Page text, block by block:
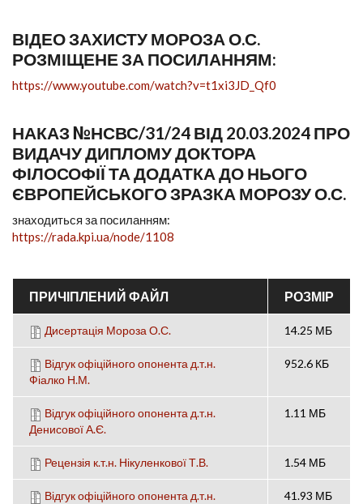
ВІДЕО ЗАХИСТУ МОРОЗА О.С.
РОЗМІЩЕНЕ ЗА ПОСИЛАННЯМ:
https://www.youtube.com/watch?v=t1xi3JD_Qf0
НАКАЗ №НСВС/31/24 ВІД 20.03.2024 ПРО
ВИДАЧУ ДИПЛОМУ ДОКТОРА
ФІЛОСОФІЇ ТА ДОДАТКА ДО НЬОГО
ЄВРОПЕЙСЬКОГО ЗРАЗКА МОРОЗУ О.С.
знаходиться за посиланням:
https://rada.kpi.ua/node/1108
ПРИЧІПЛЕНИЙ ФАЙЛ РОЗМІР
Дисертація Мороза О.С. 14.25 МБ
Відгук офіційного опонента д.т.н.
Фіалко Н.М.
952.6 КБ
Відгук офіційного опонента д.т.н.
Денисової А.Є.
1.11 МБ
Рецензія к.т.н. Нікуленкової Т.В. 1.54 МБ
Відгук офіційного опонента д.т.н.
41.93 МБ